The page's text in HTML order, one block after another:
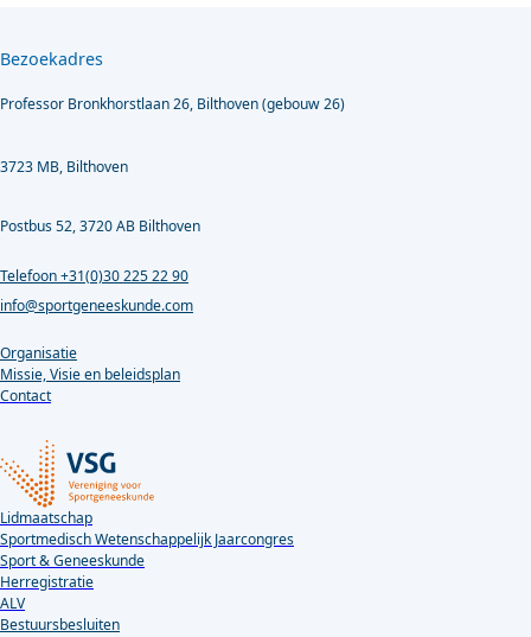
Organisatie
Missie, Visie en beleidsplan
Contact
Lidmaatschap
Sportmedisch Wetenschappelijk Jaarcongres
Sport & Geneeskunde
Herregistratie
ALV
Bestuursbesluiten
Bezoekadres
Professor Bronkhorstlaan 26, Bilthoven (gebouw 26)
3723 MB, Bilthoven
Postbus 52, 3720 AB Bilthoven
Telefoon +31(0)30 225 22 90
info@sportgeneeskunde.com